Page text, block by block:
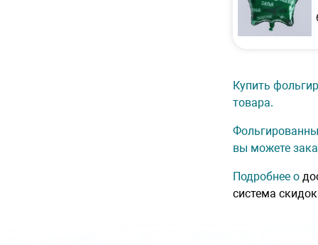
Купить
товара.
вы можете
Подробнее о
система скидок